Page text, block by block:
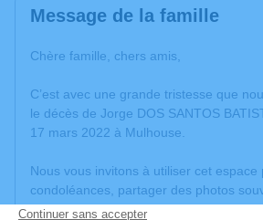
Message de la famille
Chère famille, chers amis,
C’est avec une grande tristesse que
le décès de Jorge DOS SANTOS
17 mars 2022 à Mulhouse.
Nous vous invitons à utiliser cet espace
condoléances, partager des photos
anecdote ou exprimer vos pensées à